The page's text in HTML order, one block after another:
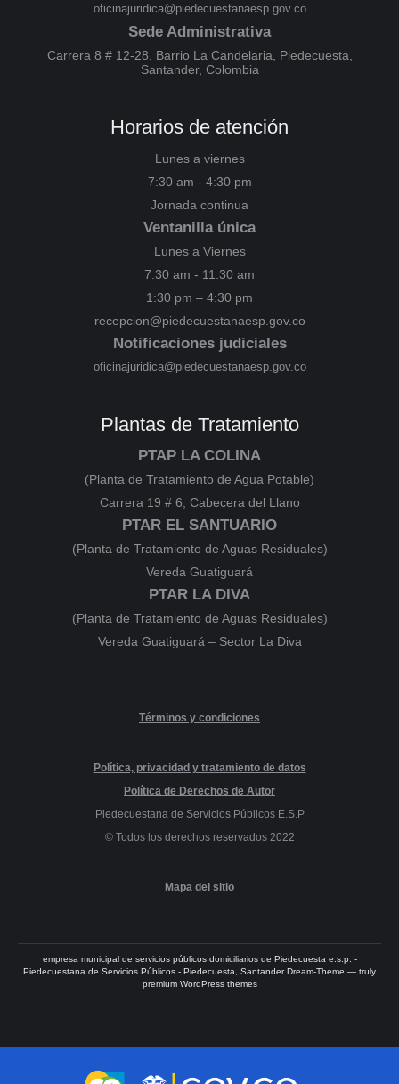
oficinajuridica@piedecuestanaesp.gov.co
Sede Administrativa
Carrera 8 # 12-28, Barrio La Candelaria, Piedecuesta,
Santander, Colombia
Horarios de atención
Lunes a viernes
7:30 am - 4:30 pm
Jornada continua
Ventanilla única
Lunes a Viernes
7:30 am - 11:30 am
1:30 pm – 4:30 pm
recepcion@piedecuestanaesp.gov.co
Notificaciones judiciales
oficinajuridica@piedecuestanaesp.gov.co
Plantas de Tratamiento
PTAP LA COLINA
(Planta de Tratamiento de Agua Potable)
Carrera 19 # 6, Cabecera del Llano
PTAR EL SANTUARIO
(Planta de Tratamiento de Aguas Residuales)
Vereda Guatiguará
PTAR LA DIVA
(Planta de Tratamiento de Aguas Residuales)
Vereda Guatiguará – Sector La Diva
Términos y condiciones
Política, privacidad y tratamiento de datos
Política de Derechos de Autor
Piedecuestana de Servicios Públicos E.S.P
© Todos los derechos reservados 2022
Mapa del sitio
empresa municipal de servicios públicos domiciliarios de Piedecuesta e.s.p. -
Piedecuestana de Servicios Públicos - Piedecuesta, Santander Dream-Theme — truly
premium WordPress themes